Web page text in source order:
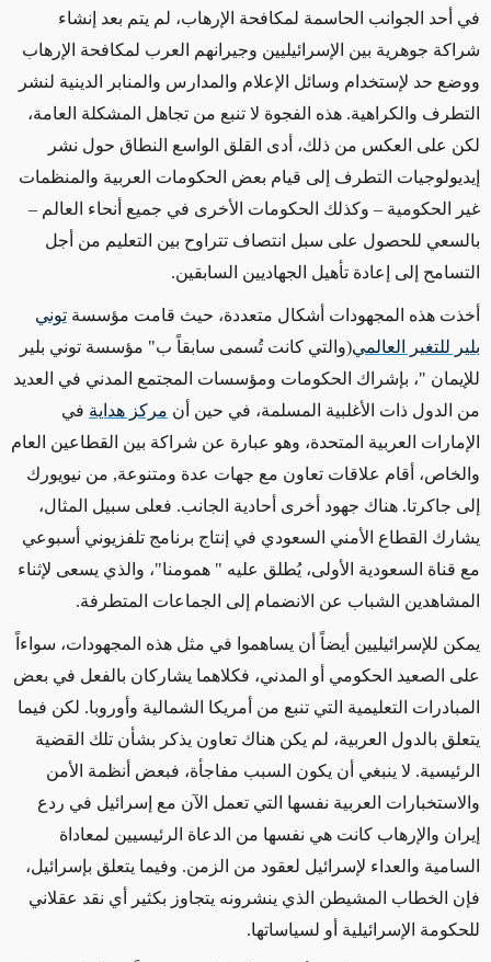
في أحد الجوانب الحاسمة لمكافحة الإرهاب، لم يتم بعد إنشاء
شراكة جوهرية بين الإسرائيليين وجيرانهم العرب لمكافحة الإرهاب
ووضع حد لإستخدام وسائل الإعلام والمدارس والمنابر الدينية لنشر
التطرف والكراهية. هذه الفجوة لا تنبع من تجاهل المشكلة العامة،
لكن على العكس من ذلك، أدى القلق الواسع النطاق حول نشر
إيديولوجيات التطرف إلى قيام بعض الحكومات العربية والمنظمات
غير الحكومية – وكذلك الحكومات الأخرى في جميع أنحاء العالم –
بالسعي للحصول على سبل انتصاف تتراوح بين التعليم من أجل
التسامح إلى إعادة تأهيل الجهاديين السابقين.
أخذت هذه المجهودات أشكال متعددة، حيث قامت مؤسسة توني
بلير للتغير العالمي(والتي كانت تُسمى سابقاً ب" مؤسسة توني بلير
للإيمان "، بإشراك الحكومات ومؤسسات المجتمع المدني في العديد
من الدول ذات الأغلبية المسلمة، في حين أن مركز هداية في
الإمارات العربية المتحدة، وهو عبارة عن شراكة بين القطاعين العام
والخاص، أقام علاقات تعاون مع جهات عدة ومتنوعة, من نيويورك
إلى جاكرتا. هناك جهود أخرى أحادية الجانب. فعلى سبيل المثال،
يشارك القطاع الأمني السعودي في إنتاج برنامج تلفزيوني أسبوعي
مع قناة السعودية الأولى، يُطلق عليه " همومنا"، والذي يسعى لإثناء
المشاهدين الشباب عن الانضمام إلى الجماعات المتطرفة.
يمكن للإسرائيليين أيضاً أن يساهموا في مثل هذه المجهودات، سواءاً
على الصعيد الحكومي أو المدني، فكلاهما يشاركان بالفعل في بعض
المبادرات التعليمية التي تنبع من أمريكا الشمالية وأوروبا. لكن فيما
يتعلق بالدول العربية، لم يكن هناك تعاون يذكر بشأن تلك القضية
الرئيسية. لا ينبغي أن يكون السبب مفاجأة، فبعض أنظمة الأمن
والاستخبارات العربية نفسها التي تعمل الآن مع إسرائيل في ردع
إيران والإرهاب كانت هي نفسها من الدعاة الرئيسيين لمعاداة
السامية والعداء لإسرائيل لعقود من الزمن. وفيما يتعلق بإسرائيل،
فإن الخطاب المشيطن الذي ينشرونه يتجاوز بكثير أي نقد عقلاني
للحكومة الإسرائيلية أو لسياساتها.